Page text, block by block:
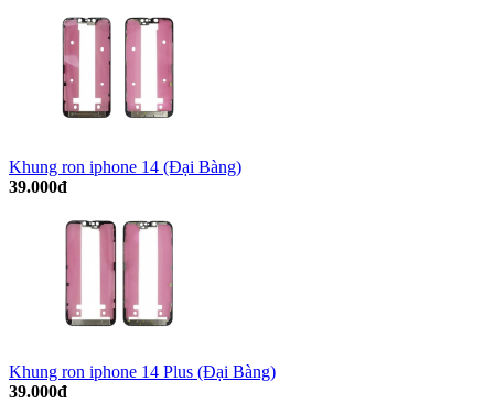
Khung ron iphone 14 (Đại Bàng)
39.000đ
Khung ron iphone 14 Plus (Đại Bàng)
39.000đ